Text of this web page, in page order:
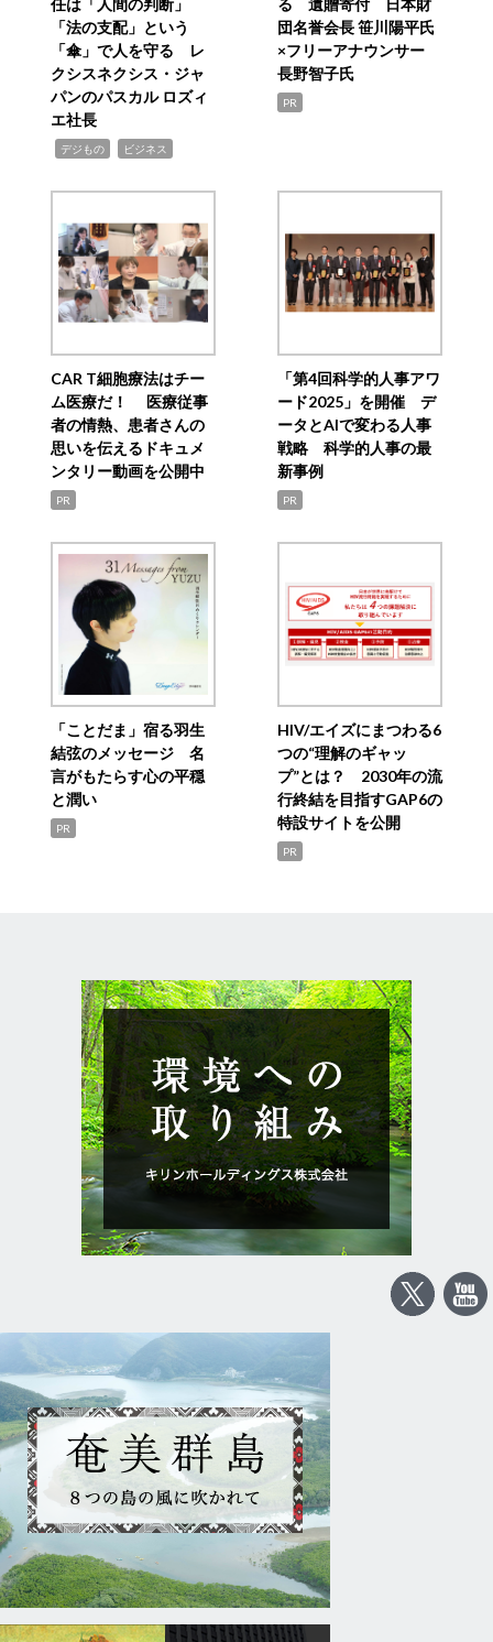
「法の支配」という
「傘」で人を守る レ
クシスネクシス・ジャ
パンのパスカル ロズィ
エ社長
デジもの ビジネス
団名誉会長 笹川陽平氏
×フリーアナウンサー
長野智子氏
PR
CAR T細胞療法はチー
ム医療だ！ 医療従事
者の情熱、患者さんの
思いを伝えるドキュメ
ンタリー動画を公開中
PR
「第4回科学的人事アワ
ード2025」を開催 デ
ータとAIで変わる人事
戦略 科学的人事の最
新事例
PR
「ことだま」宿る羽生
結弦のメッセージ 名
言がもたらす心の平穏
と潤い
PR
HIV/エイズにまつわる6
つの“理解のギャッ
プ”とは？ 2030年の流
行終結を目指すGAP6の
特設サイトを公開
PR